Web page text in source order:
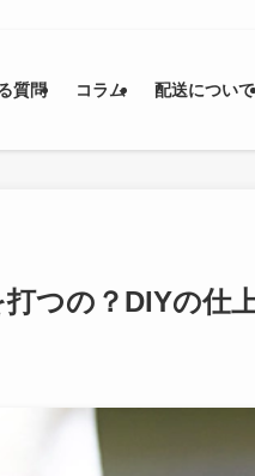
質問 コラム 配送について
つの？DIYの仕